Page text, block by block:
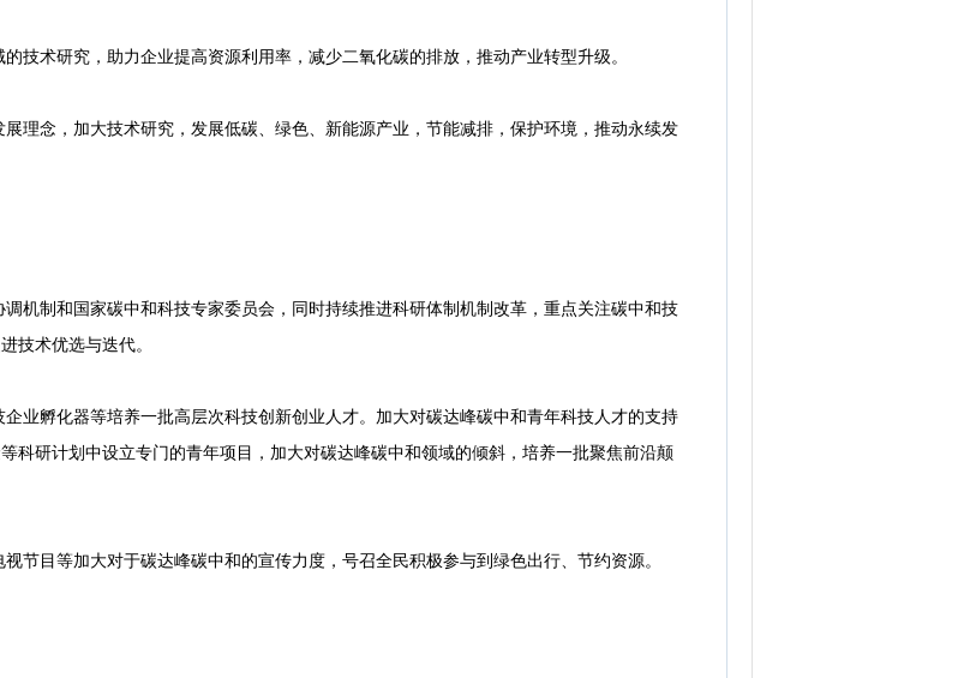
术研究，助力企业提高资源利用率，减少二氧化碳的排放，推动产业转型升级。
念，加大技术研究，发展低碳、绿色、新能源产业，节能减排，保护环境，推动永续发
制和国家碳中和科技专家委员会，同时持续推进科研体制机制改革，重点关注碳中和技
技术优选与迭代。
孵化器等培养一批高层次科技创新创业人才。加大对碳达峰碳中和青年科技人才的支持
科研计划中设立专门的青年项目，加大对碳达峰碳中和领域的倾斜，培养一批聚焦前沿颠
目等加大对于碳达峰碳中和的宣传力度，号召全民积极参与到绿色出行、节约资源。